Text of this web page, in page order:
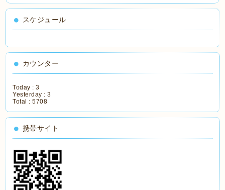
スケジュール
カウンター
Today :3
Yesterday :3
Total :5708
携帯サイト